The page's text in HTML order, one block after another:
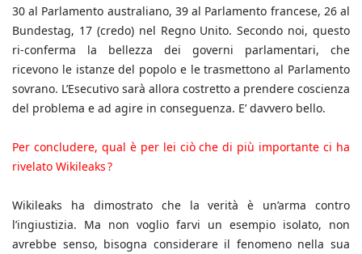
30 al Parlamento australiano, 39 al Parlamento francese, 26 al
Bundestag, 17 (credo) nel Regno Unito. Secondo noi, questo
ri-conferma la bellezza dei governi parlamentari, che
ricevono le istanze del popolo e le trasmettono al Parlamento
sovrano. L’Esecutivo sarà allora costretto a prendere coscienza
del problema e ad agire in conseguenza. E’ davvero bello.
Per concludere, qual è per lei ciò che di più importante ci ha
rivelato Wikileaks ?
Wikileaks ha dimostrato che la verità è un’arma contro
l’ingiustizia. Ma non voglio farvi un esempio isolato, non
avrebbe senso, bisogna considerare il fenomeno nella sua